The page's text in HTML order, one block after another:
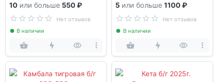
10или больше 550 ₽
Нет отзывов
В наличии
5 или больше 1100 ₽
Нет отзывов
В наличии